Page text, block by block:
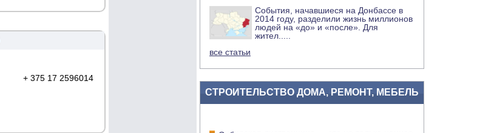
+ 375 17 2596014
События, начавшиеся на Донбассе в
2014 году, разделили жизнь миллионов
людей на «до» и «после». Для
жител
все статьи
СТРОИТЕЛЬСТВО ДОМА, РЕМОНТ, МЕБЕЛЬ